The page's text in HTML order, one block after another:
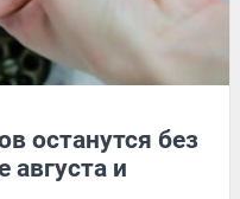
останутся без
августа и